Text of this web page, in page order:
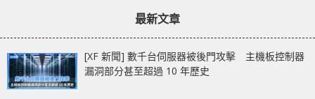
最新文章
[XF 新聞] 數千台伺服器被後門攻擊 主機板控制器
漏洞部分甚至超過 10 年歷史